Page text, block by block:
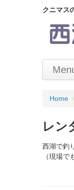
クニマス
Home /
レン
西湖で釣
（現場